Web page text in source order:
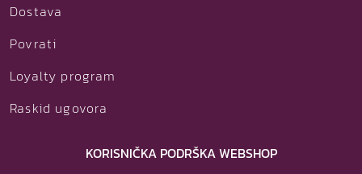
Dostava
Povrati
Loyalty program
Raskid ugovora
KORISNIČKA PODRŠKA WEBSHOP